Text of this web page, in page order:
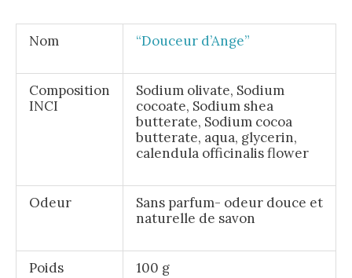
Nom “Douceur d’Ange”
Composition
INCI
Sodium olivate, Sodium
cocoate, Sodium shea
butterate, Sodium cocoa
butterate, aqua, glycerin,
calendula officinalis flower
Odeur
Sans parfum- odeur douce et
naturelle de savon
Poids 100 g